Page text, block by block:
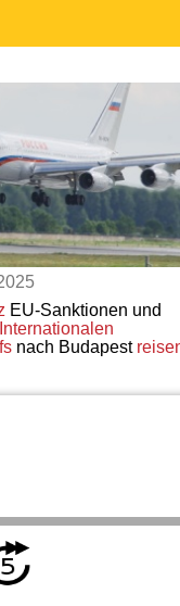
EU-Sanktionen und
nach Budapest